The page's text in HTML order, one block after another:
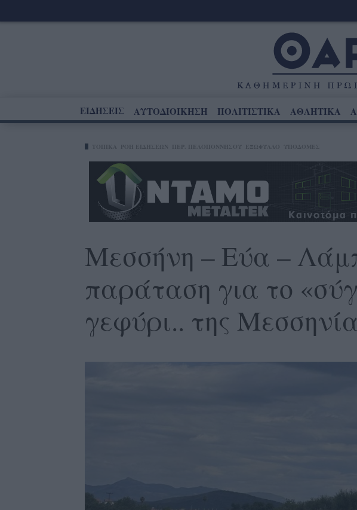
ΕΙΔΗΣΕΙΣ ΑΥΤΟΔΙΟΙΚΗΣΗ ΠΟΛΙΤΙΣΤΙΚΑ ΑΘΛΗΤΙΚΑ
Μεσσήνη – Εύα –
παράταση για το
γεφύρι.. της